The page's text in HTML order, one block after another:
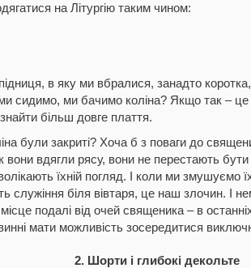
на Літургію таким чином:
в яку ми вбралися, занадто
сидимо, ми бачимо коліна? Якщо так –
більш довге плаття.
були закриті? Хоча б з поваги до
вони вдягли рясу, вони не перестають
їхній погляд. І коли ми змушуємо
служіння біля вівтаря, це наш злочин. І
подалі від очей священика – в
мати можливість зосередитися
2. Шорти і глибокі декольте